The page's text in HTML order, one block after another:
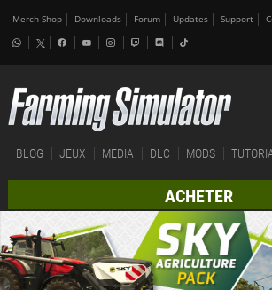
Merch-Shop Downloads Forum Updates Support
BLOG JEUX MEDIA DLC MODS
ACHETER